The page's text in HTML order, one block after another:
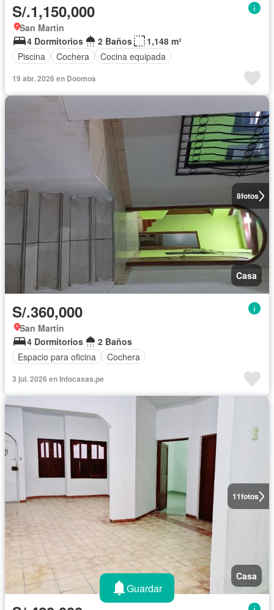
S/.1,150,000
San Martin
4 Dormitorios
2 Baños
1,148 m²
Piscina
Cochera Cocina equipada
19 abr. 2026 en Doomos
8fotos
Casa
S/.360,000
San Martin
4 Dormitorios
2 Baños
Espacio para oficina
Cochera
3 jul. 2026 en Infocasas.pe
11fotos
Casa
Guardar